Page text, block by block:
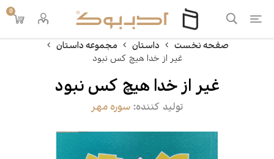
0
صفحه نخست داستان
مجموعه داستان
غیر از خدا هیچ کس نبود
غیر از خدا هیچ کس نبود
تولید کننده: سوره مهر